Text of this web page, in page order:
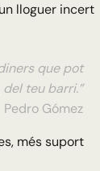
lloguer incert
que pot
teu barri.”
Pedro Gómez
més suport